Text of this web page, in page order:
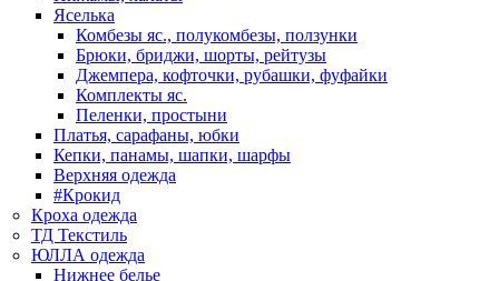
Яселька
Комбезы яс., полукомбезы, ползунки
Брюки, бриджи, шорты, рейтузы
Джемпера, кофточки, рубашки, фуфайки
Комплекты яс.
Пеленки, простыни
Платья, сарафаны, юбки
Кепки, панамы, шапки, шарфы
Верхняя одежда
#Крокид
Кроха одежда
ТД Текстиль
ЮЛЛА одежда
Нижнее белье